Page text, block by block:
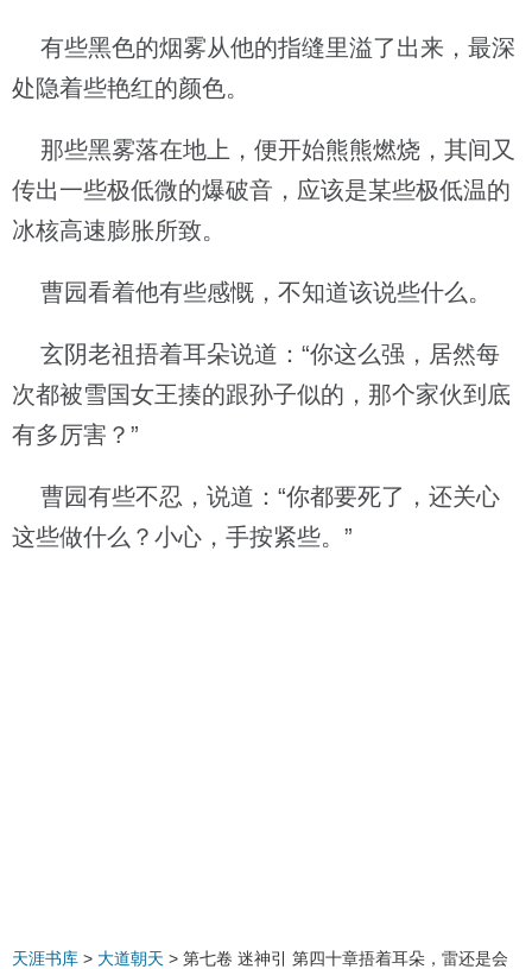
有些黑色的烟雾从他的指缝里溢了出来，最深
处隐着些艳红的颜色。
那些黑雾落在地上，便开始熊熊燃烧，其间又
传出一些极低微的爆破音，应该是某些极低温的
冰核高速膨胀所致。
曹园看着他有些感慨，不知道该说些什么。
玄阴老祖捂着耳朵说道：“你这么强，居然每
次都被雪国女王揍的跟孙子似的，那个家伙到底
有多厉害？”
曹园有些不忍，说道：“你都要死了，还关心
这些做什么？小心，手按紧些。”
天涯书库 > 大道朝天 > 第七卷 迷神引 第四十章捂着耳朵，雷还是会